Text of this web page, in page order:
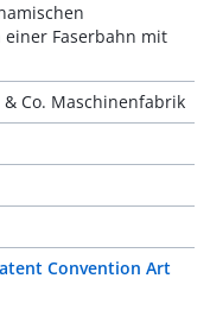
einer Faserbahn mit
& Co. Maschinenfabrik
Convention Art